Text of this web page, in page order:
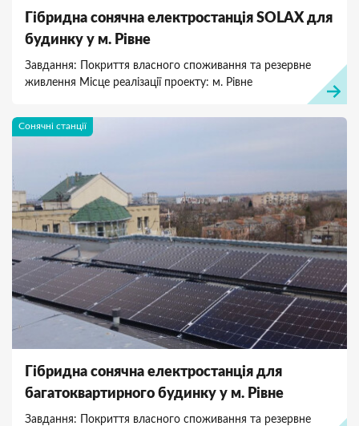
Гібридна сонячна електростанція SOLAX для
будинку у м. Рівне
Завдання: Покриття власного споживання та резервне
живлення Місце реалізації проекту: м. Рівне
Гібридна сонячна електростанція для
багатоквартирного будинку у м. Рівне
Завдання: Покриття власного споживання та резервне
Сонячні станції